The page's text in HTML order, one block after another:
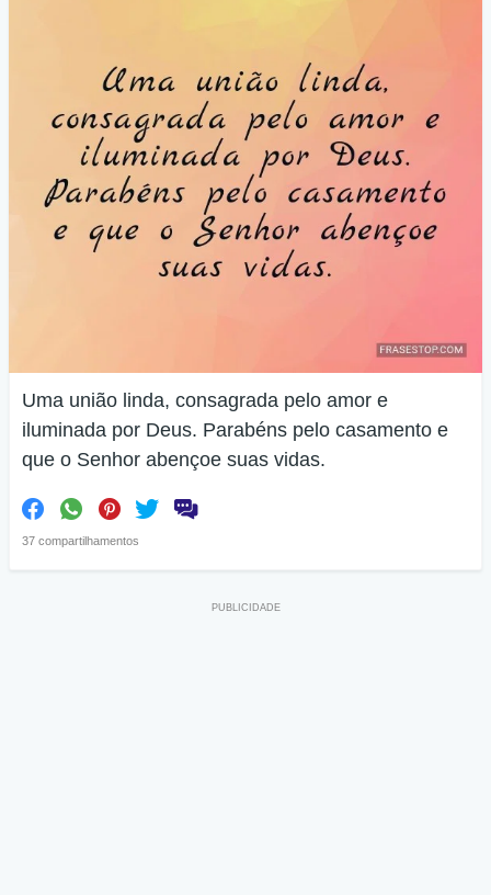
Uma união linda, consagrada pelo amor e
iluminada por Deus. Parabéns pelo casamento e
que o Senhor abençoe suas vidas.
37 compartilhamentos